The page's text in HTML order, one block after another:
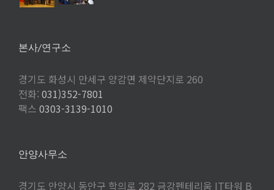
본사/연구소
경기도 화성시 만세구 양감면 제약단지로 260
전화: 031)352-7801
팩스 0303-3139-1010
안양사무소
경기도 안양시 동안구 학의로 282 금강펜테리움 IT타워 B